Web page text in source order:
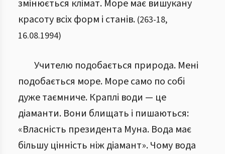
змінюється клімат. Море має вишукану
красоту всіх форм і станів. (263-18,
16.08.1994)
Учителю подобається природа. Мені
подобається море. Море само по собі
дуже таємниче. Краплі води — це
діаманти. Вони блищать і пишаються:
«Власність президента Муна. Вода має
більшу цінність ніж діамант». Чому вода